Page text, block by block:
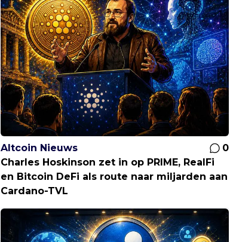
Altcoin Nieuws
0
Charles Hoskinson zet in op PRIME, RealFi
en Bitcoin DeFi als route naar miljarden aan
Cardano-TVL